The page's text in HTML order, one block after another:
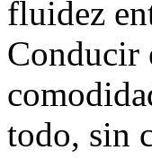
fluidez
Conducir
todo, sin